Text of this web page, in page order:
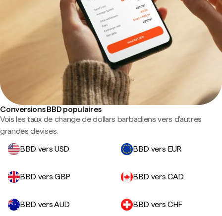
Conversions BBD populaires
Vois les taux de change de dollars barbadiens vers d'autres
grandes devises.
BBD vers USD
BBD vers EUR
BBD vers GBP BBD vers CAD
BBD vers AUD BBD vers CHF